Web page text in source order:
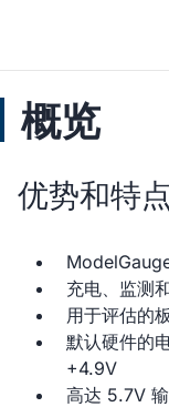
概览
优势和特点
充电、监测
用于评估的
默认硬件的
+4.9V
高达 5.7V